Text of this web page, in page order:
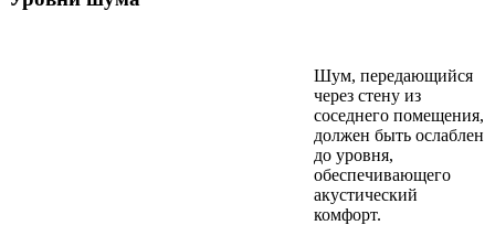
Шум, передающийся
через стену из
соседнего помещения,
должен быть ослаблен
до уровня,
обеспечивающего
акустический
комфорт.